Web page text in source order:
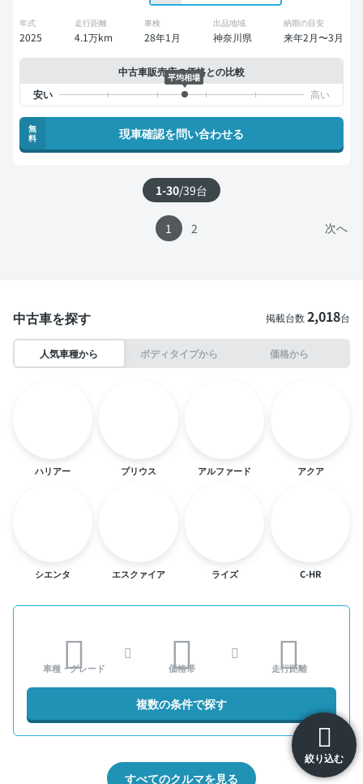
絞り込む
年式
2025
走行距離
4.1万km
車検
28年1月
出品地域
神奈川県
納期の目安
来年2月〜3月
中古車販売店の価格との比較
平均相場
無
料
現車確認を問い合わせる
1-30/39台
次へ
1 2
中古車を探す 掲載台数2,018台
人気車種から ボディタイプから 価格から
ハリアー プリウス アルファード アクア
シエンタ エスクァイア ライズ C-HR
車種・グレード 価格帯 走行距離
複数の条件で探す
すべてのクルマを見る